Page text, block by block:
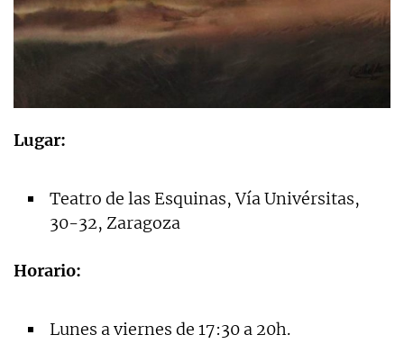
Lugar:
Teatro de las Esquinas, Vía Univérsitas,
30-32, Zaragoza
Horario:
Lunes a viernes de 17:30 a 20h.